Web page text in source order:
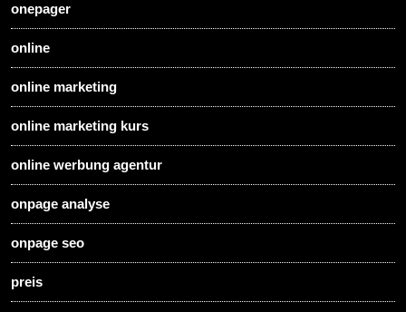
onepager
online
online marketing
online marketing kurs
online werbung agentur
onpage analyse
onpage seo
preis